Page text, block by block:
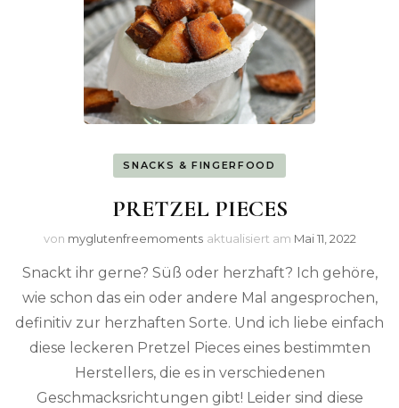
SNACKS & FINGERFOOD
PRETZEL PIECES
von myglutenfreemoments aktualisiert am Mai 11, 2022
Snackt ihr gerne? Süß oder herzhaft? Ich gehöre,
wie schon das ein oder andere Mal angesprochen,
definitiv zur herzhaften Sorte. Und ich liebe einfach
diese leckeren Pretzel Pieces eines bestimmten
Herstellers, die es in verschiedenen
Geschmacksrichtungen gibt! Leider sind diese